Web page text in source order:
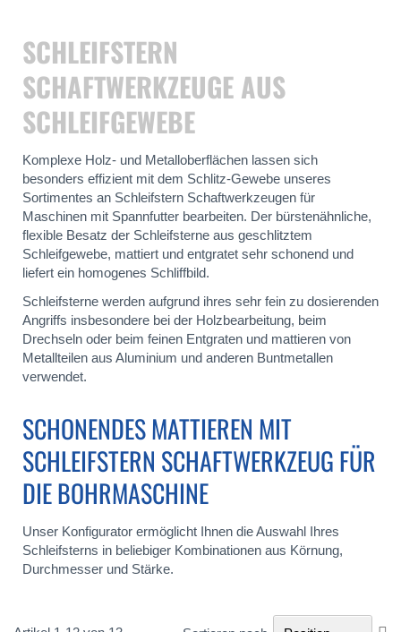
SCHLEIFSTERN
SCHAFTWERKZEUGE AUS
SCHLEIFGEWEBE
Komplexe Holz- und Metalloberflächen lassen sich
besonders effizient mit dem Schlitz-Gewebe unseres
Sortimentes an Schleifstern Schaftwerkzeugen für
Maschinen mit Spannfutter bearbeiten. Der bürstenähnliche,
flexible Besatz der Schleifsterne aus geschlitztem
Schleifgewebe, mattiert und entgratet sehr schonend und
liefert ein homogenes Schliffbild.
Schleifsterne werden aufgrund ihres sehr fein zu dosierenden
Angriffs insbesondere bei der Holzbearbeitung, beim
Drechseln oder beim feinen Entgraten und mattieren von
Metallteilen aus Aluminium und anderen Buntmetallen
verwendet.
SCHONENDES MATTIEREN MIT
SCHLEIFSTERN SCHAFTWERKZEUG FÜR
DIE BOHRMASCHINE
Unser Konfigurator ermöglicht Ihnen die Auswahl Ihres
Schleifsterns in beliebiger Kombinationen aus Körnung,
Durchmesser und Stärke.